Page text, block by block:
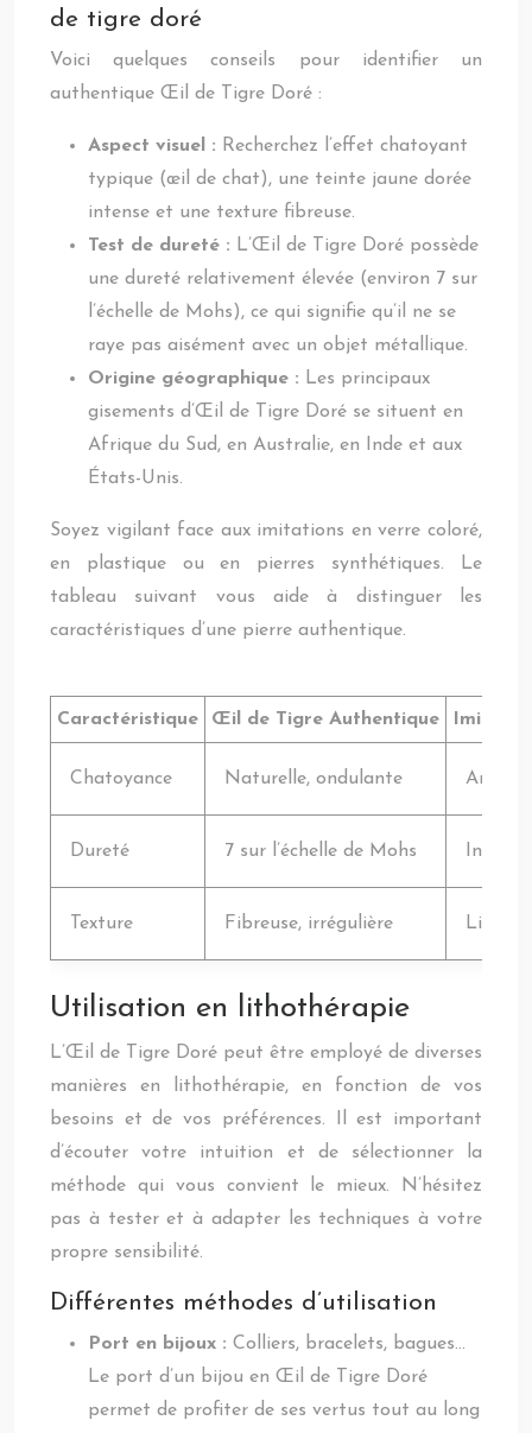
de tigre doré
Voici quelques conseils pour identifier un
authentique Œil de Tigre Doré :
Aspect visuel : Recherchez l’effet chatoyant
typique (œil de chat), une teinte jaune dorée
intense et une texture fibreuse.
Test de dureté : L’Œil de Tigre Doré possède
une dureté relativement élevée (environ 7 sur
l’échelle de Mohs), ce qui signifie qu’il ne se
raye pas aisément avec un objet métallique.
Origine géographique : Les principaux
gisements d’Œil de Tigre Doré se situent en
Afrique du Sud, en Australie, en Inde et aux
États-Unis.
Soyez vigilant face aux imitations en verre coloré,
en plastique ou en pierres synthétiques. Le
tableau suivant vous aide à distinguer les
caractéristiques d’une pierre authentique.
Caractéristique Œil de Tigre Authentique
Chatoyance Naturelle, ondulante
Dureté 7 sur l’échelle de Mohs
Texture Fibreuse, irrégulière Lisse,
Utilisation en lithothérapie
L’Œil de Tigre Doré peut être employé de diverses
manières en lithothérapie, en fonction de vos
besoins et de vos préférences. Il est important
d’écouter votre intuition et de sélectionner la
méthode qui vous convient le mieux. N’hésitez
pas à tester et à adapter les techniques à votre
propre sensibilité.
Différentes méthodes d’utilisation
Port en bijoux : Colliers, bracelets, bagues…
Le port d’un bijou en Œil de Tigre Doré
permet de profiter de ses vertus tout au long